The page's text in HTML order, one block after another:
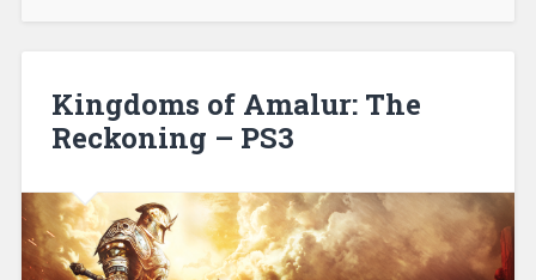
Kingdoms of Amalur: The
Reckoning – PS3